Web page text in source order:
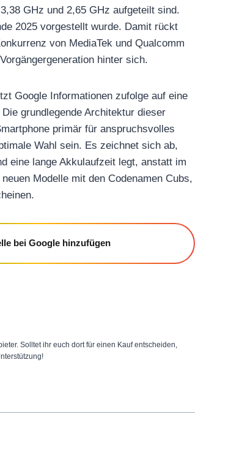
GHz und 2,65 GHz aufgeteilt sind.
2025 vorgestellt wurde. Damit rückt
von MediaTek und Qualcomm
hinter sich.
Google Informationen zufolge auf eine
grundlegende Architektur dieser
primär für anspruchsvolles
Wahl sein. Es zeichnet sich ab,
eine lange Akkulaufzeit legt, anstatt im
Modelle mit den Codenamen Cubs,
bei Google hinzufügen
Solltet ihr euch dort für einen Kauf entscheiden,